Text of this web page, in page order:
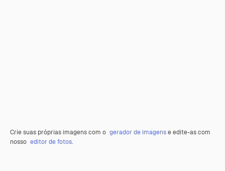
Crie suas próprias imagens com o gerador de imagense edite-as com
nosso editor de fotos.